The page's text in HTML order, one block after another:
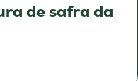
de safra da